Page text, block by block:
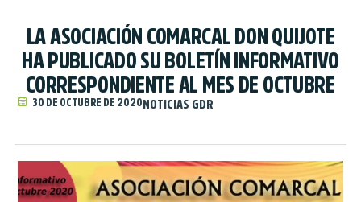
LA ASOCIACIÓN COMARCAL DON QUIJOTE
HA PUBLICADO SU BOLETÍN INFORMATIVO
CORRESPONDIENTE AL MES DE OCTUBRE
30 DE OCTUBRE DE 2020NOTICIAS GDR